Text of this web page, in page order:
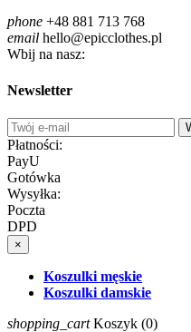
phone +48 881 713 768
email hello@epicclothes.pl
Wbij na nasz:
Newsletter
Płatności:
PayU
Gotówka
Wysyłka:
Poczta
DPD
×
Koszulki męskie
Koszulki damskie
shopping_cart Koszyk (0)